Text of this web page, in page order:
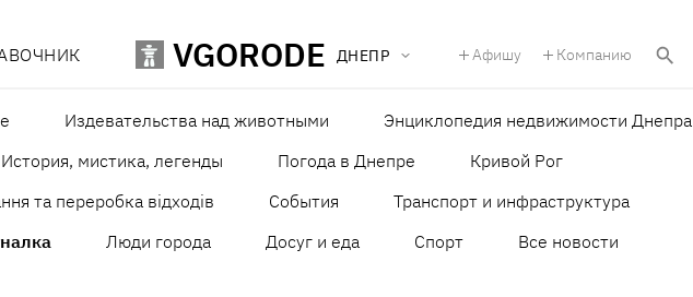
VGORODE ДНЕПР Афишу Компанию
Издевательства над животными
Энциклопедия недвижимости Днепра
История, мистика, легенды
Погода в Днепре
Кривой Рог
та переробка відходів
События
Транспорт и инфраструктура
Люди города Досуг и еда Спорт Все новости